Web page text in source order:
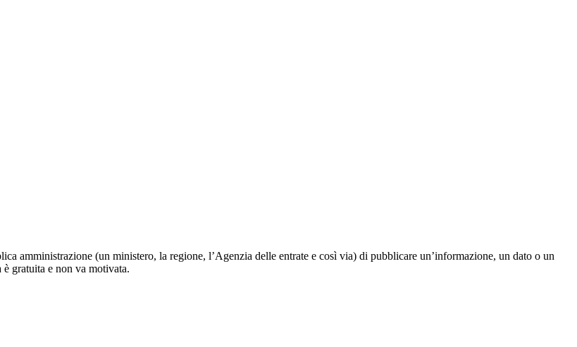
amministrazione (un ministero, la regione, l’Agenzia delle entrate e così via) di pubblicare un’informazione, un dato o un
è gratuita e non va motivata.